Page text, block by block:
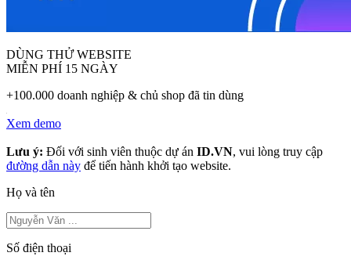
DÙNG THỬ WEBSITE
MIỄN PHÍ 15 NGÀY
+100.000 doanh nghiệp & chủ shop đã tin dùng
Xem demo
Lưu ý: Đối với sinh viên thuộc dự án ID.VN, vui lòng truy cập
đường dẫn này để tiến hành khởi tạo website.
Họ và tên
Số điện thoại